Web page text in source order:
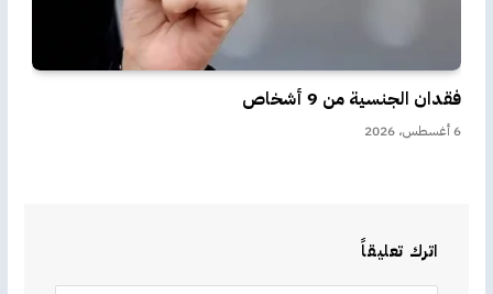
فقدان الجنسية من 9 أشخاص
6 أغسطس، 2026
اترك تعليقاً